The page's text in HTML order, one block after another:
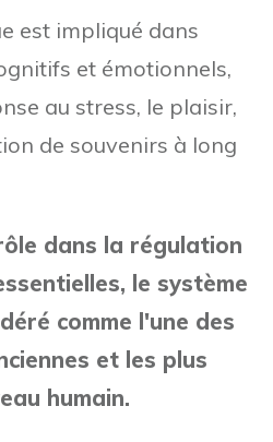
est impliqué dans
et émotionnels,
au stress, le plaisir,
de souvenirs à long
dans la régulation
le système
comme l'une des
et les plus
humain.